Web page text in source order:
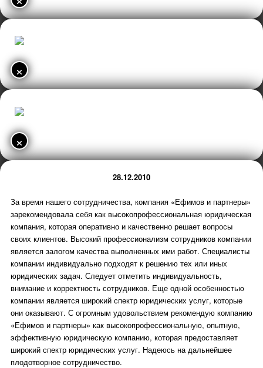
×
×
28.12.2010
За время нашего сотрудничества, компания «Ефимов и партнеры»
зарекомендовала себя как высокопрофессиональная юридическая
компания, которая оперативно и качественно решает вопросы
своих клиентов. Высокий профессионализм сотрудников компании
является залогом качества выполненных ими работ. Специалисты
компании индивидуально подходят к решению тех или иных
юридических задач. Следует отметить индивидуальность,
внимание и корректность сотрудников. Еще одной особенностью
компании является широкий спектр юридических услуг, которые
они оказывают. С огромным удовольствием рекомендую компанию
«Ефимов и партнеры» как высокопрофессиональную, опытную,
эффективную юридическую компанию, которая предоставляет
широкий спектр юридических услуг. Надеюсь на дальнейшее
плодотворное сотрудничество.